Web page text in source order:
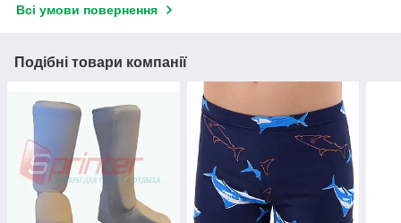
Всі умови повернення
Подібні товари компанії